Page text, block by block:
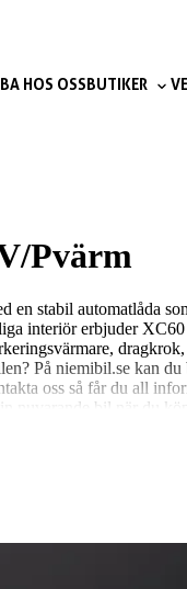
HOS OSSBUTIKER
Pvärm
en stabil automatlåda
interiör erbjuder
På niemibil.se kan du
oss så får du all
bil när du
på Google 4,7